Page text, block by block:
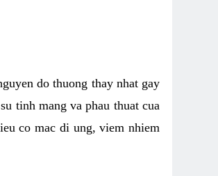
do thuong thay nhat gay
tinh mang va phau thuat cua
co mac di ung, viem nhiem